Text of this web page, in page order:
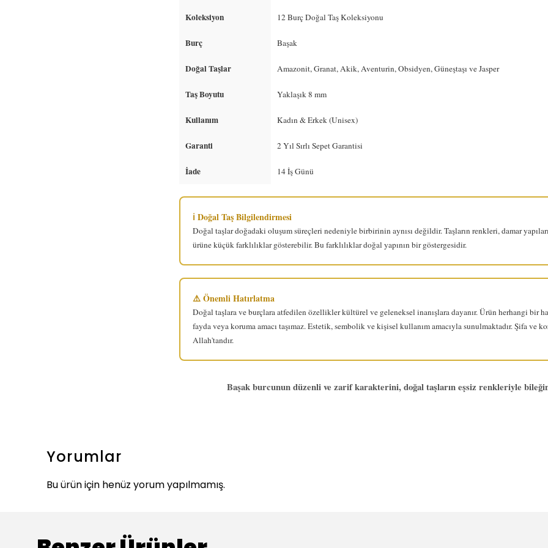
Koleksiyon 12 Burç Doğal Taş Koleksiyonu
Burç Başak
Doğal Taşlar Amazonit, Granat, Akik, Aventurin, Obsidyen, Güneştaşı ve Jasper
Taş Boyutu Yaklaşık 8 mm
Kullanım Kadın & Erkek (Unisex)
Garanti 2 Yıl Sırlı Sepet Garantisi
İade 14 İş Günü
ℹ️ Doğal Taş Bilgilendirmesi
Doğal taşlar doğadaki oluşum süreçleri nedeniyle birbirinin aynısı değildir. Taşların renkleri, damar
ürüne küçük farklılıklar gösterebilir. Bu farklılıklar doğal yapının bir göstergesidir.
⚠️ Önemli Hatırlatma
Doğal taşlara ve burçlara atfedilen özellikler kültürel ve geleneksel inanışlara dayanır. Ürün herhangi bir
fayda veya koruma amacı taşımaz. Estetik, sembolik ve kişisel kullanım amacıyla sunulmaktadır. Şifa ve
Allah'tandır.
Başak burcunun düzenli ve zarif karakterini, doğal taşların eşsiz renkleriyle
Yorumlar
Bu ürün için henüz yorum yapılmamış.